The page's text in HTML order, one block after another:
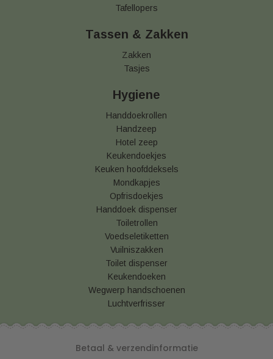
Tafellopers
Tassen & Zakken
Zakken
Tasjes
Hygiene
Handdoekrollen
Handzeep
Hotel zeep
Keukendoekjes
Keuken hoofddeksels
Mondkapjes
Opfrisdoekjes
Handdoek dispenser
Toiletrollen
Voedseletiketten
Vuilniszakken
Toilet dispenser
Keukendoeken
Wegwerp handschoenen
Luchtverfrisser
Betaal & verzendinformatie